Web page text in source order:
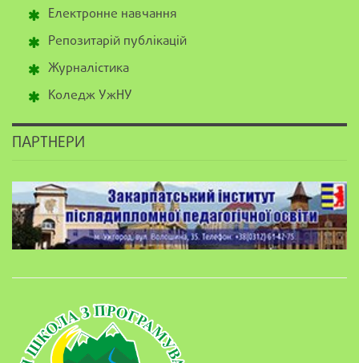
Електронне навчання
Репозитарій публікацій
Журналістика
Коледж УжНУ
ПАРТНЕРИ